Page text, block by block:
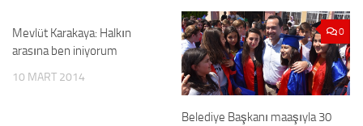
Mevlüt Karakaya: Halkın
arasına ben iniyorum
10 MART 2014
0
Belediye Başkanı maaşıyla 30